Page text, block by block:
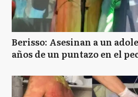
Berisso: Asesinan a un
años de un puntazo en el